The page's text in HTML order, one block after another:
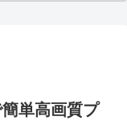
単高画質プ